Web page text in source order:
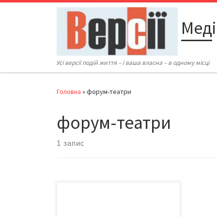
Перейти до вмісту
Усі версії подій життя – і ваша власна – в одному місці
Головна »форум-театри
форум-театри
1 запис